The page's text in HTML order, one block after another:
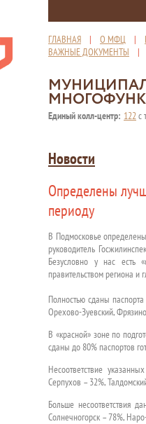
ГЛАВНАЯ | О МФЦ |
ВАЖНЫЕ ДОКУМЕНТЫ
Единый колл-центр: 122с
Новости
Определены
периоду
В Подмосковье
руководитель
Безусловно у нас есть
правительством региона и
Полностью сданы
Орехово-Зуевский,
В «красной» зоне по
сданы до 80% паспортов
Несоответствие
Серпухов – 32%,
Больше несоответствия
Солнечногорск – 78%,